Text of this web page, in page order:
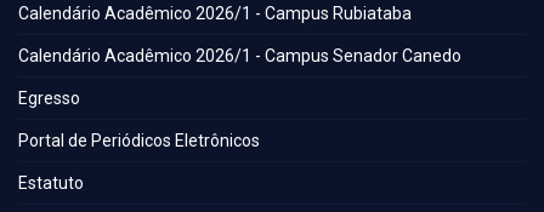
Calendário Acadêmico 2026/1 - Campus Rubiataba
Calendário Acadêmico 2026/1 - Campus Senador Canedo
Egresso
Portal de Periódicos Eletrônicos
Estatuto